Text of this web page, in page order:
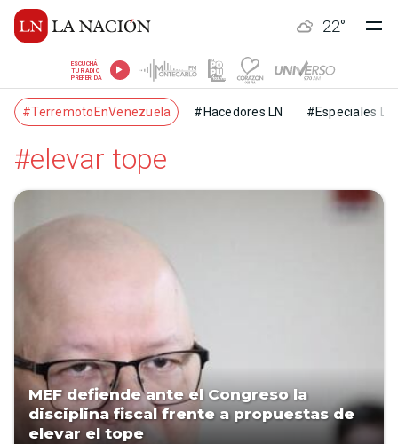
22°
ESCUCHÁ
TU RADIO
PREFERIDA
#TerremotoEnVenezuela #Hacedores LN #Especiales LN
#elevar tope
MEF defiende ante el Congreso la
disciplina fiscal frente a propuestas de
elevar el tope